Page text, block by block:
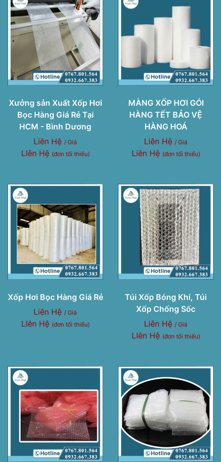
Xưởng sản Xuất Xốp Hơi
Bọc Hàng Giá Rẻ Tại
HCM - Bình Dương
Liên Hệ / Giá
LIên Hệ (đơn tối thiểu)
MÀNG XỐP HƠI GÓI
HÀNG TẾT BẢO VỆ
HÀNG HOÁ
Liên Hệ / Giá
Liên Hệ (đơn tối thiểu)
Xốp Hơi Bọc Hàng Giá Rẻ
Liên Hệ / Giá
LIên Hệ (đơn tối thiểu)
Túi Xốp Bóng Khí, Túi
Xốp Chống Sốc
Liên Hệ / Giá
LIên Hệ (đơn tối thiểu)